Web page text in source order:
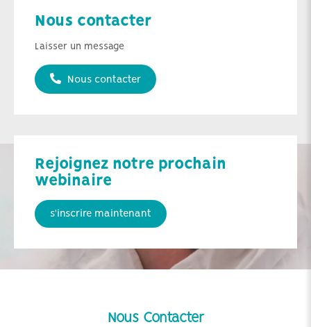
Nous contacter
Laisser un message
Nous contacter
Rejoignez notre prochain
webinaire
s'inscrire maintenant
Nous Contacter